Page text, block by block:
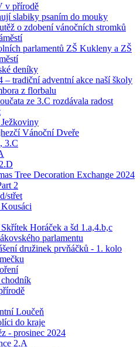
v přírodě
slabiky psaním do mouky
o zdobení vánočních stromků
parlamentů ZŠ Kukleny a ZŠ
deníky
– tradiční adventní akce naší školy
z florbalu
ze 3.C rozdávala radost
Vánoční Dveře
3.C
Tree Decoration Exchange 2024
2
střet
Horáček a šd 1.a,4.b,c
parlamentu
družinek prvňáčků - 1. kolo
Loučeň
do kraje
- prosinec 2024
2.A